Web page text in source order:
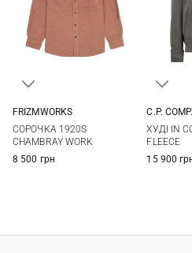
FRIZMWORKS
СОРОЧКА 1920S
CHAMBRAY WORK
8 500 грн
C.P.
ХУДІ IN
FLEECE
15 900